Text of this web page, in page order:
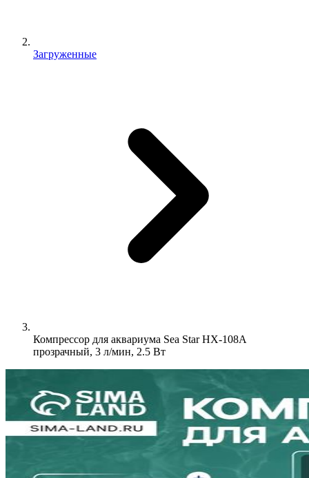
Загруженные
Компрессор для аквариума Sea Star HX-108A
прозрачный, 3 л/мин, 2.5 Вт